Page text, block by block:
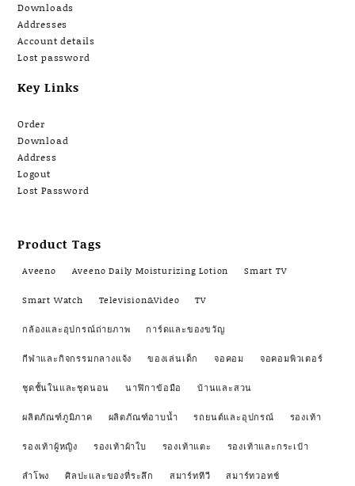
Downloads
Addresses
Account details
Lost password
Key Links
Order
Download
Address
Logout
Lost Password
Product Tags
Aveeno Aveeno Daily Moisturizing Lotion Smart TV
Smart Watch Television&Video TV
กล้องและอุปกรณ์ถ่ายภาพ การ์ดและของขวัญ
กีฬาและกิจกรรมกลางแจ้ง ของเล่นเด็ก จอคอม จอคอมพิวเตอร์
ชุดชั้นในและชุดนอน นาฬิกาข้อมือ บ้านและสวน
ผลิตภัณฑ์ภูมิภาค ผลิตภัณฑ์อาบน้ำ รถยนต์และอุปกรณ์ รองเท้า
รองเท้าผู้หญิง รองเท้าผ้าใบ รองเท้าแตะ รองเท้าและกระเป๋า
ลำโพง ศิลปะและของที่ระลึก สมาร์ททีวี สมาร์ทวอทช์